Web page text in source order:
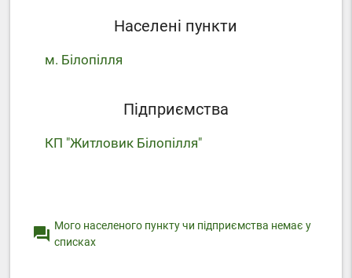
Населені пункти
м. Білопілля
Підприємства
КП "Житловик Білопілля"
question_answer Мого населеного пункту чи підприємства немає у
списках